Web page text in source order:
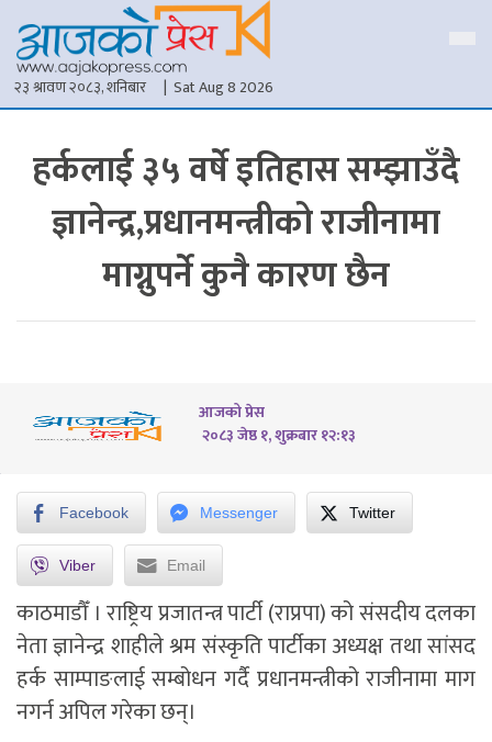
२३ श्रावण २०८३, शनिबार | Sat Aug 8 2026
हर्कलाई ३५ वर्षे इतिहास सम्झाउँदै
ज्ञानेन्द्र,प्रधानमन्त्रीको राजीनामा
माग्नुपर्ने कुनै कारण छैन
आजको प्रेस
२०८३ जेष्ठ १, शुक्रबार १२:१३
Facebook Messenger Twitter
Viber Email
काठमाडौँ । राष्ट्रिय प्रजातन्त्र पार्टी (राप्रपा) को स‌ंसदीय दलका
नेता ज्ञानेन्द्र शाहीले श्रम संस्कृति पार्टीका अध्यक्ष तथा सांसद
हर्क साम्पाङलाई सम्बोधन गर्दै प्रधानमन्त्रीको राजीनामा माग
नगर्न अपिल गरेका छन्।